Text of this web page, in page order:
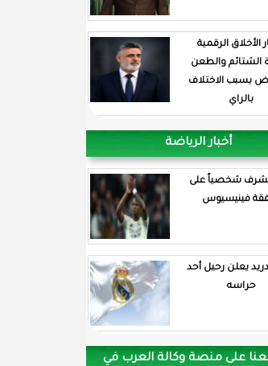
الأخلاق الرقمية
الشتائم والطعن
بسبب الاختلاف
بالراي
أخبار الرياضة
يشرف شخصياً على
فينيسيوس
يعلن رحيل أحد
حراسه
على منصة وكالة العرب في